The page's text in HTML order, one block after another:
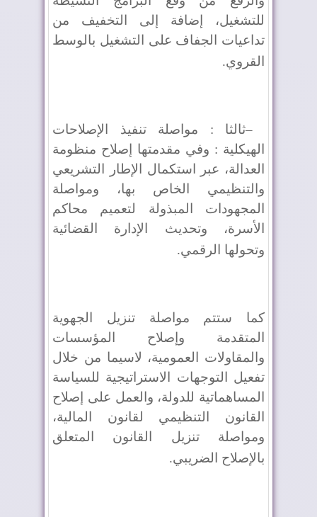
للتشغيل، إضافة إلى التخفيف من
تداعيات الجفاف على التشغيل بالوسط
القروي.
–ثالثا : مواصلة تنفيذ الإصلاحات
الهيكلية : وفي مقدمتها إصلاح منظومة
العدالة، عبر استكمال الإطار التشريعي
والتنظيمي الخاص بها، ومواصلة
المجهودات المبذولة لتعميم محاكم
الأسرة، وتحديث الإدارة القضائية
وتحولها الرقمي.
كما ستتم مواصلة تنزيل الجهوية
المتقدمة وإصلاح المؤسسات
والمقاولات العمومية، لاسيما من خلال
تفعيل التوجهات الاستراتيجية للسياسة
المساهماتية للدولة، والعمل على إصلاح
القانون التنظيمي لقانون المالية،
ومواصلة تنزيل القانون المتعلق
بالإصلاح الضريبي.